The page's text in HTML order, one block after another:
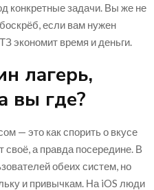
конкретные задачи. Вы же не
если вам нужен
экономит время и деньги.
лагерь,
вы где?
— это как спорить о вкусе
а правда посередине. В
обеих систем, но
и привычкам. На iOS люди